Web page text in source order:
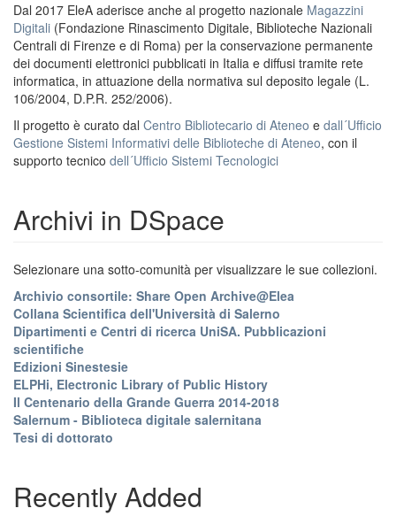
Dal 2017 EleA aderisce anche al progetto nazionale Magazzini
Digitali (Fondazione Rinascimento Digitale, Biblioteche Nazionali
Centrali di Firenze e di Roma) per la conservazione permanente
dei documenti elettronici pubblicati in Italia e diffusi tramite rete
informatica, in attuazione della normativa sul deposito legale (L.
106/2004, D.P.R. 252/2006).
Il progetto è curato dal Centro Bibliotecario di Ateneo e dall´Ufficio
Gestione Sistemi Informativi delle Biblioteche di Ateneo, con il
supporto tecnico dell´Ufficio Sistemi Tecnologici
Archivi in DSpace
Selezionare una sotto-comunità per visualizzare le sue collezioni.
Archivio consortile: Share Open Archive@Elea
Collana Scientifica dell'Università di Salerno
Dipartimenti e Centri di ricerca UniSA. Pubblicazioni
scientifiche
Edizioni Sinestesie
ELPHi, Electronic Library of Public History
Il Centenario della Grande Guerra 2014-2018
Salernum - Biblioteca digitale salernitana
Tesi di dottorato
Recently Added